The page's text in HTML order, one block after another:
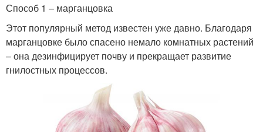
Способ 1 – марганцовка
Этот популярный метод известен уже давно. Благодаря
марганцовке было спасено немало комнатных растений
– она дезинфицирует почву и прекращает развитие
гнилостных процессов.